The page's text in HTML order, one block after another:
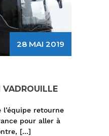
28 MAI 2019
VADROUILLE
l’équipe retourne
pour aller à
[...]